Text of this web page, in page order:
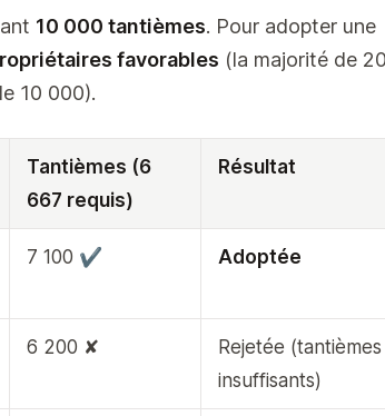
10 000 tantièmes. Pour adopter une
favorables (la majorité de
10 000).
Tantièmes (6
667 requis)
Résultat
7 100 ✔ Adoptée
6 200 ✘
Rejetée (tantièmes
insuffisants)